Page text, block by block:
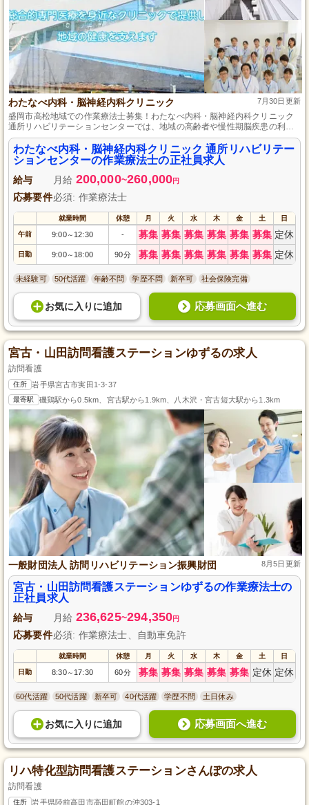
わたなべ内科・脳神経内科クリニック 7月30日更新
盛岡市高松地域での作業療法士募集！わたなべ内科・脳神経内科クリニック
通所リハビリテーションセンターでは、地域の高齢者や慢性期脳疾患の利用
者様の生活の質向上を目指しています。個別ニーズに合わせたリハビリサー
ビスの提供でやりがいのある仕事が待っています。正社員として安定した雇
用と充実した福利厚生、さらに専門スキルを高める環境が整っています。地
域医療に貢献しながら、一緒にキャリアを築きませんか？
わたなべ内科・脳神経内科クリニック 通所リハビリテー
ションセンターの作業療法士の正社員求人
給与 月給 200,000~260,000円
応募要件必須: 作業療法士
就業時間 休憩 月 火 水 木 金 土 日
午前 9:00～ 12:30 - 募集 募集 募集 募集 募集 募集 定休
日勤 9:00～ 18:00 90分 募集 募集 募集 募集 募集 募集 定休
未経験可 50代活躍 年齢不問 学歴不問 新卒可 社会保険完備
お気に入り に追加 応募画面へ進む
宮古・山田訪問看護ステーションゆずるの求人
訪問看護
住所 岩手県宮古市実田1-3-37
最寄駅 磯鶏駅から0.5km、宮古駅から1.9km、八木沢・宮古短大駅から1.3km
一般財団法人 訪問リハビリテーション振興財団 8月5日更新
宮古・山田訪問看護ステーションゆずるの作業療法士の
正社員求人
給与 月給 236,625~294,350円
応募要件必須: 作業療法士、自動車免許
就業時間 休憩 月 火 水 木 金 土 日
日勤 8:30～ 17:30 60分 募集 募集 募集 募集 募集 定休 定休
60代活躍 50代活躍 新卒可 40代活躍 学歴不問 土日休み
お気に入り に追加 応募画面へ進む
リハ特化型訪問看護ステーションさんぽの求人
訪問看護
住所 岩手県陸前高田市高田町館の沖303-1